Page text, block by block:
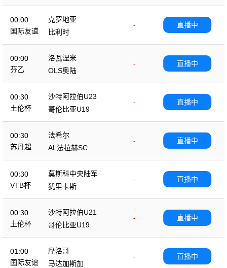
00:00
国际友谊
克罗地亚
-
比利时
直播中
00:00
芬乙
洛瓦涅米
-
OLS奥陆
直播中
00:30
土伦杯
沙特阿拉伯U23
-
哥伦比亚U19
直播中
00:30
苏丹超
法希尔
-
AL法拉赫SC
直播中
00:30
VTB杯
莫斯科中央陆军
-
犹里卡斯
直播中
00:30
土伦杯
沙特阿拉伯U21
-
哥伦比亚U19
直播中
01:00
国际友谊
摩洛哥
-
马达加斯加
直播中